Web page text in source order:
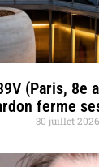
(Paris, 8e
ferme
30 juillet 2026